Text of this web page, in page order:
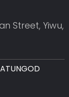
Street, Yiwu,